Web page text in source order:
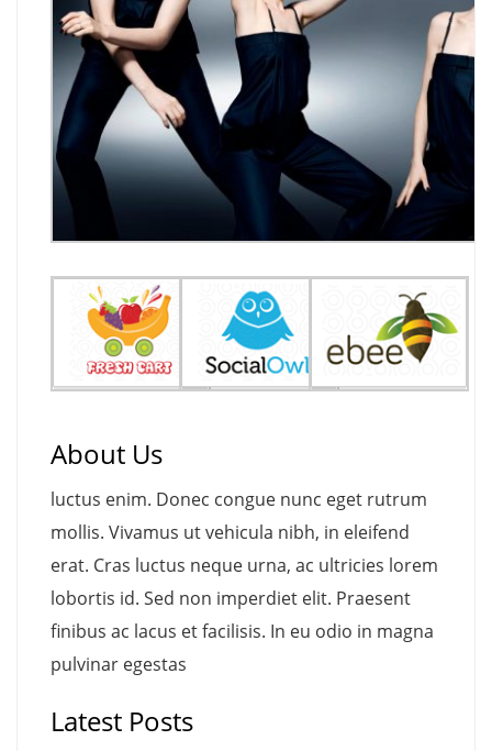
About Us
luctus enim. Donec congue nunc eget rutrum
mollis. Vivamus ut vehicula nibh, in eleifend
erat. Cras luctus neque urna, ac ultricies lorem
lobortis id. Sed non imperdiet elit. Praesent
finibus ac lacus et facilisis. In eu odio in magna
pulvinar egestas
Latest Posts